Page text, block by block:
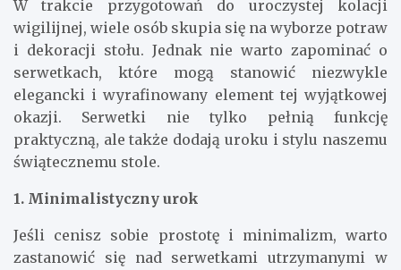
W trakcie przygotowań do uroczystej kolacji
wigilijnej, wiele osób skupia się na wyborze potraw
i dekoracji stołu. Jednak nie warto zapominać o
serwetkach, które mogą stanowić niezwykle
elegancki i wyrafinowany element tej wyjątkowej
okazji. Serwetki nie tylko pełnią funkcję
praktyczną, ale także dodają uroku i stylu naszemu
świątecznemu stole.
1. Minimalistyczny urok
Jeśli cenisz sobie prostotę i minimalizm, warto
zastanowić się nad serwetkami utrzymanymi w